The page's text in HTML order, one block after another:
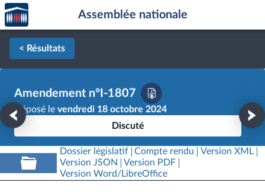
Aller au contenu
Aller en bas de la page
Accèder
à la
page
d'accueil
Assemblée nationale
< Résultats
Amendement n°I-1807
Déposé le vendredi 18 octobre 2024
Discuté
Dossier législatif Compte rendu
Version XML
Version JSON
Version PDF
Version Word/LibreOffice